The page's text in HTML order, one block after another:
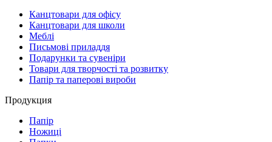
Канцтовари для офісу
Канцтовари для школи
Меблі
Письмові приладдя
Подарунки та сувеніри
Товари для творчості та розвитку
Папір та паперові вироби
Продукция
Папір
Ножиці